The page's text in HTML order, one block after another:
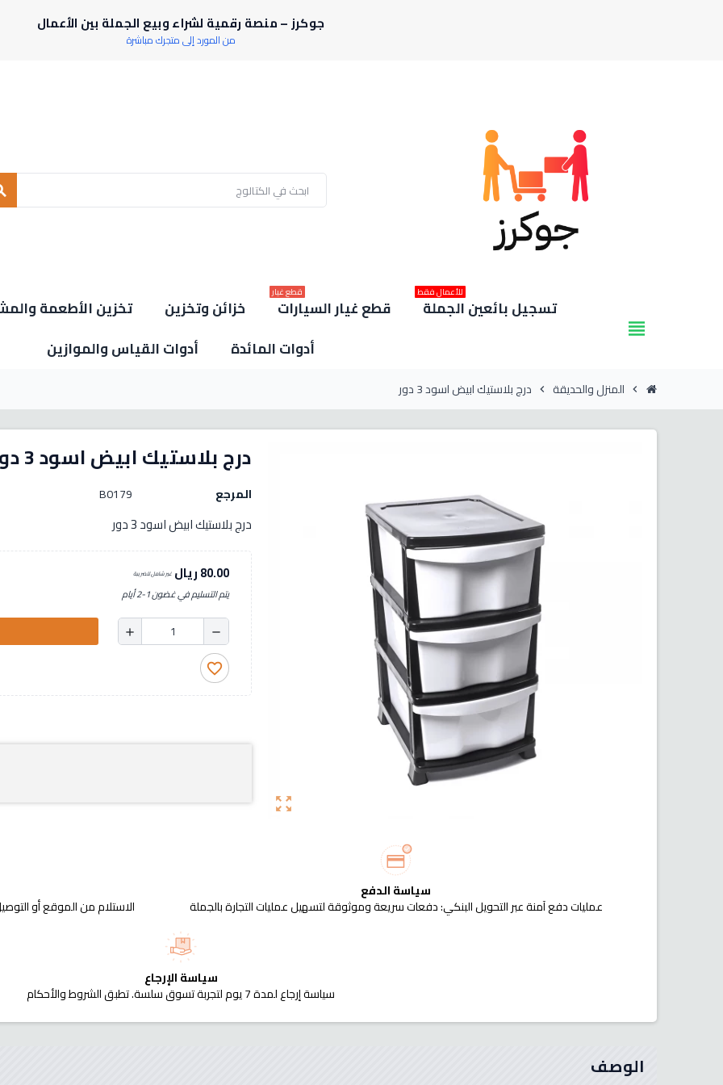
جوكرز – منصة رقمية لشراء وبيع الجملة بين الأعمال
من المورد إلى متجرك مباشرة
view_headline
تسجيل بائعين الجملة
للأعمال فقط
قطع غيار السيارات
قطع غيار
خزائن وتخزين تخزين الأطعمة
أدوات المائدة
أدوات القياس والموازين
chevron_right المنزل والحديقة chevron_right درج بلاستيك ابيض اسود 3 دور
zoom_out_map
درج بلاستيك ابيض اسود 3 دور
المرجع B0179
درج بلاستيك ابيض اسود 3 دور
80.00 ريال غير شامل للضريبة
يتم التسليم في غضون 1-2 أيام
remove
add
favorite_border
سياسة الدفع
عمليات دفع آمنة عبر التحويل البنكي: دفعات سريعة وموثوقة لتسهيل عمليات التجارة بالجملة الاستلام من الموقع أو
سياسة الإرجاع
سياسة إرجاع لمدة 7 يوم لتجربة تسوق سلسة. تطبق الشروط والأحكام
الوصف